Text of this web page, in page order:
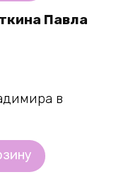
Павла